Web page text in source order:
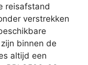
reisafstand
verstrekken
binnen de
altijd een